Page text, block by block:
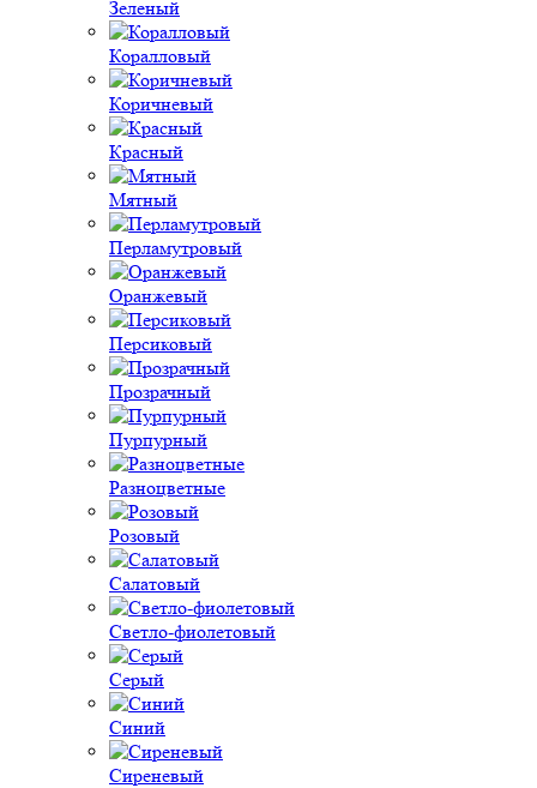
Зеленый
Коралловый
Коричневый
Красный
Мятный
Перламутровый
Оранжевый
Персиковый
Прозрачный
Пурпурный
Разноцветные
Розовый
Салатовый
Светло-фиолетовый
Серый
Синий
Сиреневый